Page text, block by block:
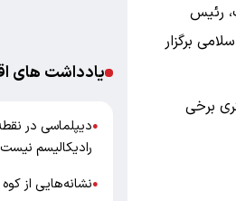
رئیس
و اصل ۹۰ مجلس شورای اسلامی برگزار
برخی
یادداشت های
●دیپلماسی در
رادیکالیسم نیست
●نشانه‌هایی از